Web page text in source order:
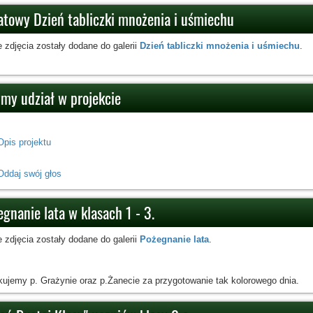
Dzień tabliczki mnożenia i uśmiechu
zdjęcia zostały dodane do galerii Dzień tabliczki mnożenia i uśmiechu.
udział w projekcie
projektu
swój głos
lata w klasach 1 - 3.
zdjęcia zostały dodane do galerii Pożegnanie lata.
p. Grażynie oraz p.Żanecie za przygotowanie tak kolorowego dnia.